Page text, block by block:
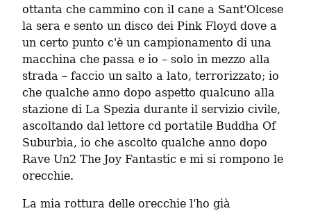
ottanta che cammino con il cane a Sant'Olcese
la sera e sento un disco dei Pink Floyd dove a
un certo punto c'è un campionamento di una
macchina che passa e io – solo in mezzo alla
strada – faccio un salto a lato, terrorizzato; io
che qualche anno dopo aspetto qualcuno alla
stazione di La Spezia durante il servizio civile,
ascoltando dal lettore cd portatile Buddha Of
Suburbia, io che ascolto qualche anno dopo
Rave Un2 The Joy Fantastic e mi si rompono le
orecchie.
La mia rottura delle orecchie l'ho già